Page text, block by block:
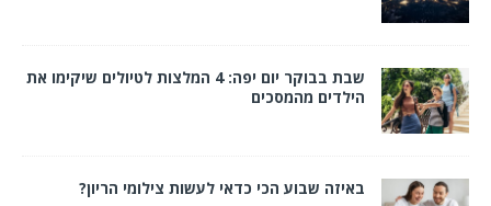
שבת בבוקר יום יפה: 4 המלצות לטיולים שיקימו את
הילדים מהמסכים
באיזה שבוע הכי כדאי לעשות צילומי הריון?